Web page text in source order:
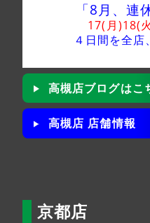
「8月、連
17(月)18(
４日間を全店、
高槻店ブログはこ
高槻店 店舗情報
京都店